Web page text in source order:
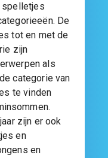
spelletjes
De
tot en met de
zijn
als
categorie van
te vinden
zijn er ook
en
en